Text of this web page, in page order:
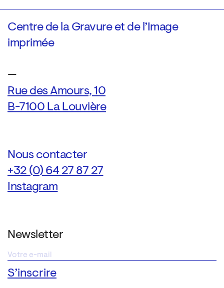
Centre de la Gravure et de l’Image
imprimée
—
Rue des Amours, 10
B-7100 La Louvière
Nous contacter
+32 (0) 64 27 87 27
Instagram
Newsletter